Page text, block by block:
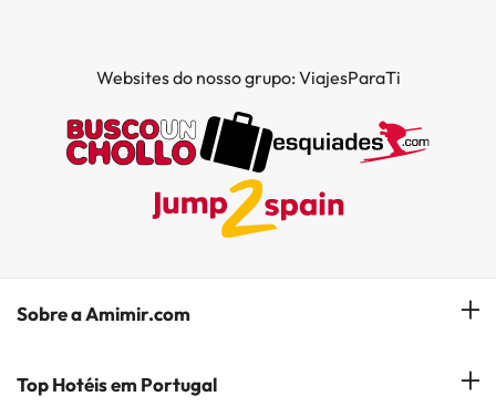
Websites do nosso grupo: ViajesParaTi
Sobre a Amimir.com
Quem somos?
Top Hotéis em Portugal